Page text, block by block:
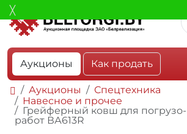
Аукционы Как продать
Аукционы
Спецтехника
Навесное и прочее
Грейферный ковш для
работ ВА613R